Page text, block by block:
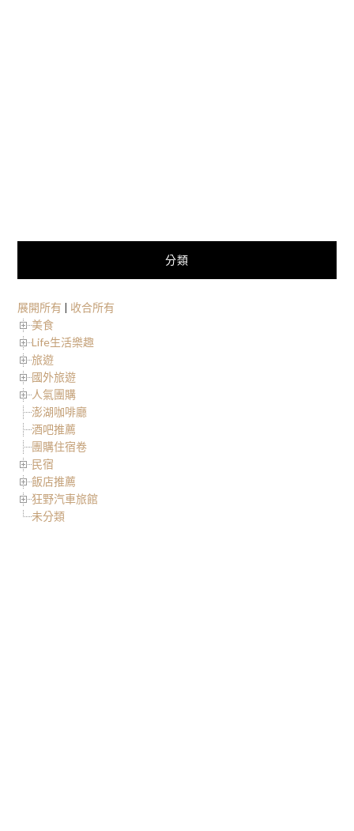
分類
展開所有 | 收合所有
美食
Life生活樂趣
旅遊
國外旅遊
人氣團購
澎湖咖啡廳
酒吧推薦
團購住宿卷
民宿
飯店推薦
狂野汽車旅館
未分類